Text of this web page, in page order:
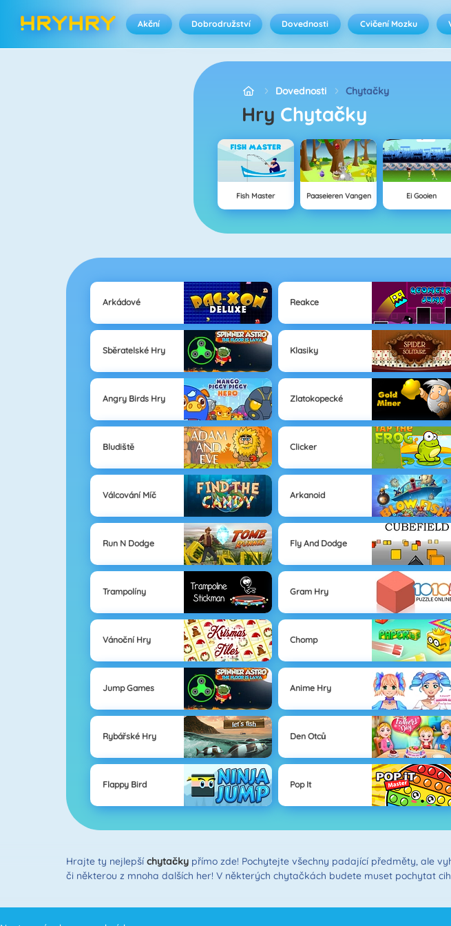
Akční Dobrodružství Dovednosti Cvičení Mozku
Dovednosti Chytačky
Hry Chytačky
Fish Master Paaseieren Vangen Ei Gooien
Arkádové Reakce
Sběratelské Hry Klasiky
Angry Birds Hry Zlatokopecké
Bludiště Clicker
Válcování Míč Arkanoid
Run N Dodge Fly And Dodge
Trampolíny Gram Hry
Vánoční Hry Chomp
Jump Games Anime Hry
Rybářské Hry Den Otců
Flappy Bird Pop It
Hrajte ty nejlepší chytačky přímo zde! Pochytejte všechny padající předměty, ale
či některou z mnoha dalších her! V některých chytačkách budete muset pochytat